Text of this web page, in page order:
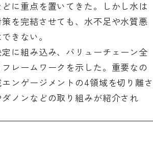
に重点を置いてきた。しかし水は
を完結させても、水不足や水質悪
きない。
に組み込み、バリューチェーン全
レームワークを示した。重要なの
ンゲージメントの4領域を切り離さ
ノンなどの取り組みが紹介され